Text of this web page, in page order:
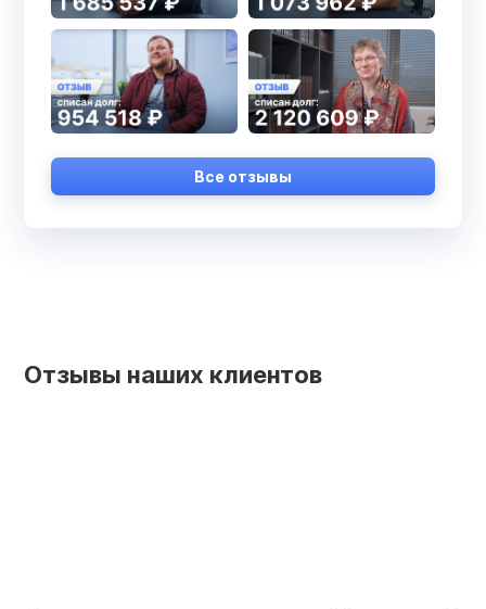
Все отзывы
Отзывы наших клиентов